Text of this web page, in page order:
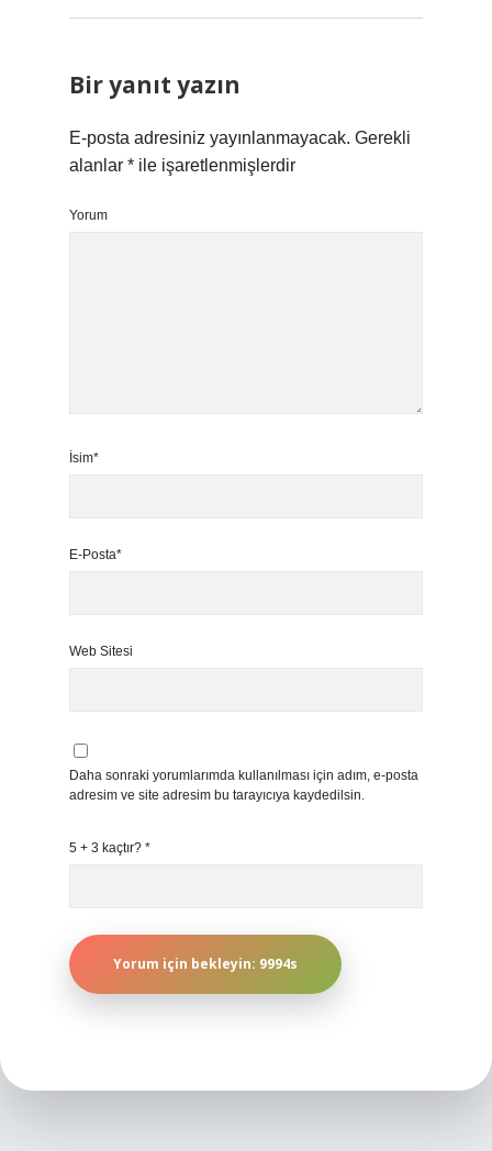
Bir yanıt yazın
E-posta adresiniz yayınlanmayacak. Gerekli
alanlar * ile işaretlenmişlerdir
Yorum
İsim*
E-Posta*
Web Sitesi
Daha sonraki yorumlarımda kullanılması için adım, e-posta
adresim ve site adresim bu tarayıcıya kaydedilsin.
5 + 3 kaçtır? *